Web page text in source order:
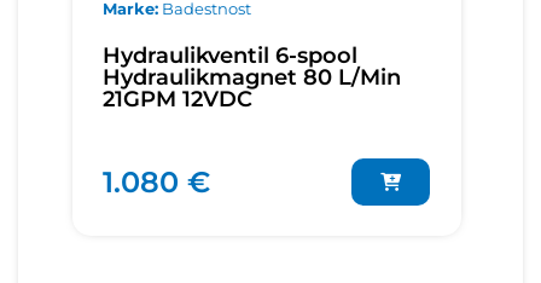
Marke Badestnost
Hydraulikventil 6-spool
Hydraulikmagnet 80 L/Min
21GPM 12VDC
1.080 €